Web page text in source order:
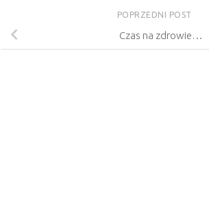
POPRZEDNI POST
Czas na zdrowie…